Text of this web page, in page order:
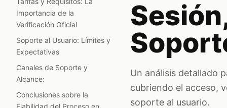
Importancia de la
Verificación Oficial
Soporte al Usuario: Límites y
Expectativas
Canales de Soporte y
Alcance:
Conclusiones sobre la
Fiabilidad del Proceso en
Un análisis detallado
cubriendo el acceso,
soporte al usuario.